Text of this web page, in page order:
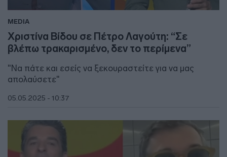
MEDIA
Χριστίνα Βίδου σε Πέτρο Λαγούτη: “Σε
βλέπω τρακαρισμένο, δεν το περίμενα”
"Να πάτε και εσείς να ξεκουραστείτε για να μας
απολαύσετε"
05.05.2025 - 10:37